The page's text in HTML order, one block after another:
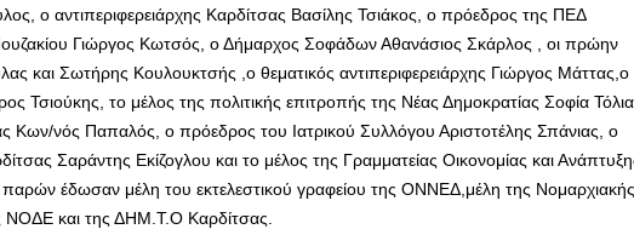
ο αντιπεριφερειάρχης Καρδίτσας Βασίλης Τσιάκος, ο πρόεδρος της ΠΕΔ
Γιώργος Κωτσός, ο Δήμαρχος Σοφάδων Αθανάσιος Σκάρλος , οι πρώην
και Σωτήρης Κουλουκτσής ,ο θεματικός αντιπεριφερειάρχης Γιώργος Μάττας,ο
Τσιούκης, το μέλος της πολιτικής επιτροπής της Νέας Δημοκρατίας Σοφία
Κων/νός Παπαλός, o πρόεδρος του Ιατρικού Συλλόγου Αριστοτέλης Σπάνιας, ο
Σαράντης Εκίζογλου και το μέλος της Γραμματείας Οικονομίας και
έδωσαν μέλη του εκτελεστικού γραφείου της ΟΝΝΕΔ,μέλη της Νομαρχιακής
και της ΔΗΜ.Τ.Ο Καρδίτσας.